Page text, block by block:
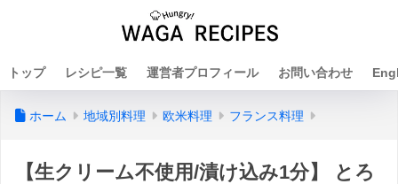
トップ レシピ一覧 運営者プロフィール お問い合わせ
ホーム 地域別料理 欧米料理 フランス料理
【生クリーム不使用/漬け込み1分】 とろ